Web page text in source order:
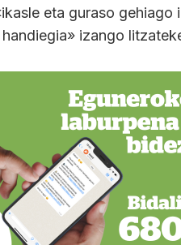
eta guraso
izango